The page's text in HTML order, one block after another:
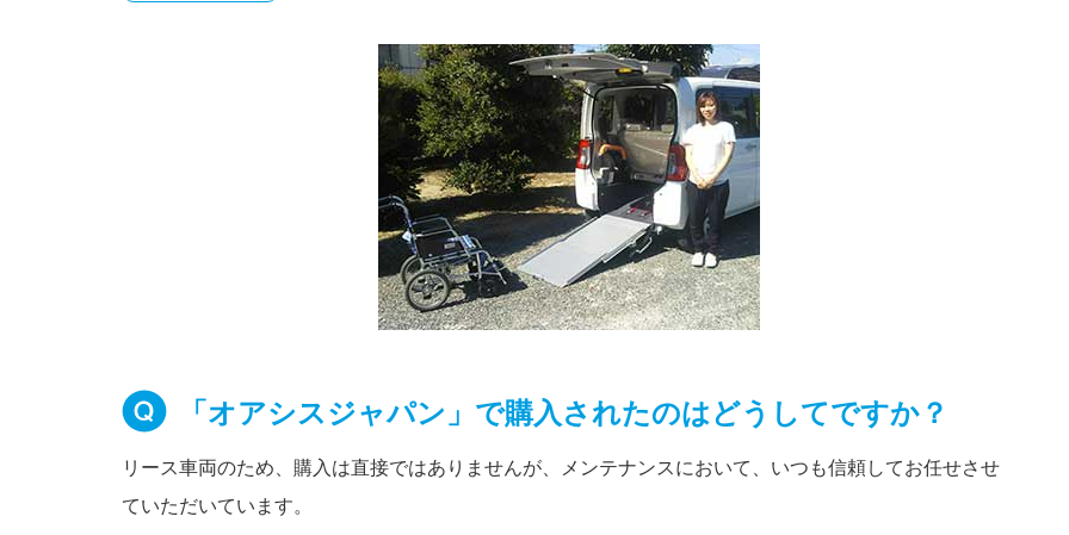
「オアシスジャパン」で購入されたのはどうしてですか？
リース車両のため、購入は直接ではありませんが、メンテナンスにおいて、いつも信頼してお任せさせ
ていただいています。